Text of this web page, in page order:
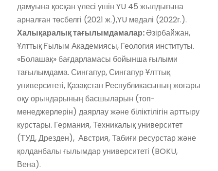
дамуына қосқан үлесі үшін YU 45 жылдығына
арналған төсбелгі (2021 ж.),YU медалі (2022г.).
Халықаралық тағылымдамалар:Әзірбайжан,
Ұлттық Ғылым Академиясы, Геология институты.
«Болашақ» бағдарламасы бойынша ғылыми
тағылымдама. Сингапур, Сингапур Ұлттық
университеті, Қазақстан Республикасының жоғары
оқу орындарының басшыларын (топ-
менеджерлерін) даярлау және біліктілігін арттыру
курстары. Германия, Техникалық университет
(ТУД, Дрезден), Австрия, Табиғи ресурстар және
қолданбалы ғылымдар университеті (BOKU,
Вена).